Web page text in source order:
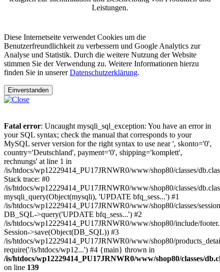
Leistungen.
Diese Internetseite verwendet Cookies um die
Benutzerfreundlichkeit zu verbessern und Google Analytics zur
Analyse und Statistik. Durch die weitere Nutzung der Website
stimmen Sie der Verwendung zu. Weitere Informationen hierzu
finden Sie in unsererDatenschutzerklärung.
Einverstanden
Fatal error: Uncaught mysqli_sql_exception: You have an error in
your SQL syntax; check the manual that corresponds to your
MySQL server version for the right syntax to use near ', skonto='0',
country='Deutschland', payment='0', shipping='komplett',
rechnungs' at line 1 in
/is/htdocs/wp12229414_PU17JRNWR0/www/shop80/classes/
Stack trace: #0
/is/htdocs/wp12229414_PU17JRNWR0/www/shop80/classes/
mysqli_query(Object(mysqli), 'UPDATE bfq_sess...') #1
/is/htdocs/wp12229414_PU17JRNWR0/www/shop80/classes/
DB_SQL->query('UPDATE bfq_sess...') #2
/is/htdocs/wp12229414_PU17JRNWR0/www/shop80/include/
Session->save(Object(DB_SQL)) #3
/is/htdocs/wp12229414_PU17JRNWR0/www/shop80/
require('/is/htdocs/wp12...') #4 {main} thrown in
/is/htdocs/wp12229414_PU17JRNWR0/www/shop80/classes/
on line 139